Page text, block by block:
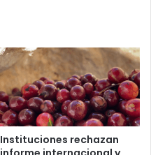
Instituciones rechazan